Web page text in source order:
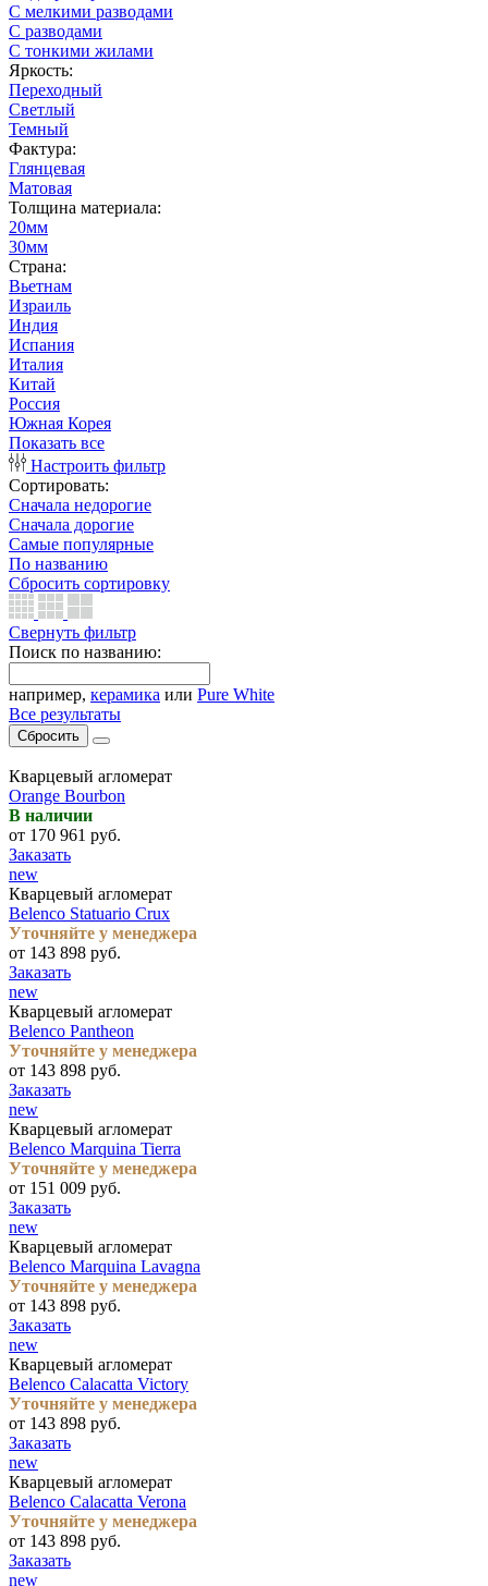
С мелкими разводами
С разводами
С тонкими жилами
Яркость:
Переходный
Светлый
Темный
Фактура:
Глянцевая
Матовая
Толщина материала:
20мм
30мм
Страна:
Вьетнам
Израиль
Индия
Испания
Италия
Китай
Россия
Южная Корея
Показать все
Настроить фильтр
Сортировать:
Сначала недорогие
Сначала дорогие
Самые популярные
По названию
Сбросить сортировку
Свернуть фильтр
Поиск по названию:
например, керамика или Pure White
Все результаты
Сбросить
Кварцевый агломерат
Orange Bourbon
В наличии
от 170 961 руб.
Заказать
new
Кварцевый агломерат
Belenco Statuario Crux
Уточняйте у менеджера
от 143 898 руб.
Заказать
new
Кварцевый агломерат
Belenco Pantheon
Уточняйте у менеджера
от 143 898 руб.
Заказать
new
Кварцевый агломерат
Belenco Marquina Tierra
Уточняйте у менеджера
от 151 009 руб.
Заказать
new
Кварцевый агломерат
Belenco Marquina Lavagna
Уточняйте у менеджера
от 143 898 руб.
Заказать
new
Кварцевый агломерат
Belenco Calacatta Victory
Уточняйте у менеджера
от 143 898 руб.
Заказать
new
Кварцевый агломерат
Belenco Calacatta Verona
Уточняйте у менеджера
от 143 898 руб.
Заказать
new